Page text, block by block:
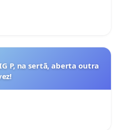
P, na sertã, aberta outra